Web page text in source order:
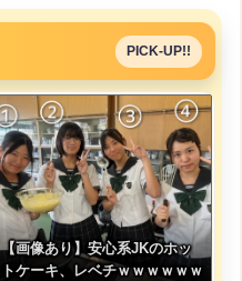
PICK-UP!!
【画像あり】安心系JKのホッ
トケーキ、レベチｗｗｗｗｗｗ